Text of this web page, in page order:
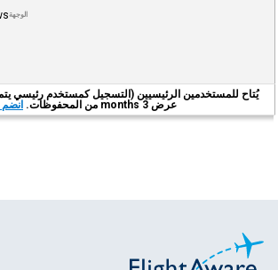
الوجهة
يُتاح للمستخدمين الرئيسيين (التسجيل كمستخدم رئيسي
عرض 3 months من المحفوظات.
انضم